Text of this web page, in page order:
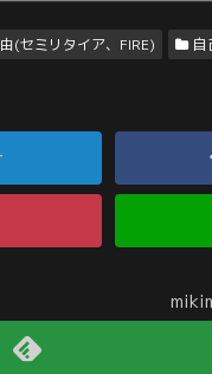
(セミリタイア、FIRE) 自